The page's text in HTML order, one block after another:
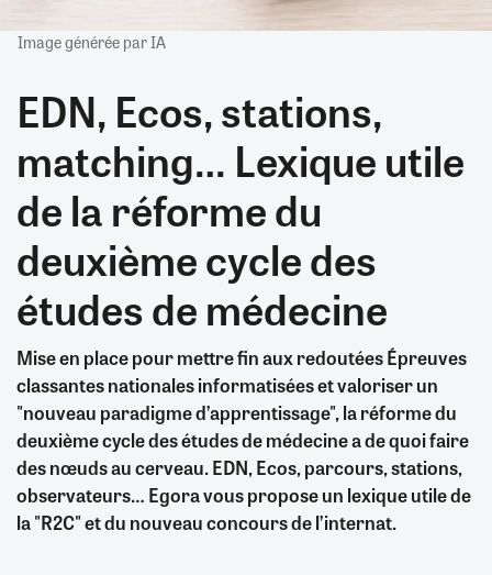
Image générée par IA
EDN, Ecos, stations,
matching… Lexique utile
de la réforme du
deuxième cycle des
études de médecine
Mise en place pour mettre fin aux redoutées Épreuves
classantes nationales informatisées et valoriser un
"nouveau paradigme d’apprentissage", la réforme du
deuxième cycle des études de médecine a de quoi faire
des nœuds au cerveau. EDN, Ecos, parcours, stations,
observateurs… Egora vous propose un lexique utile de
la "R2C" et du nouveau concours de l’internat.